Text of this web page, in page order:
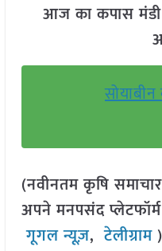
आज का कपास
(नवीनतम कृषि
अपने मनपसंद
गूगल न्यूज़,टेलीग्राम )